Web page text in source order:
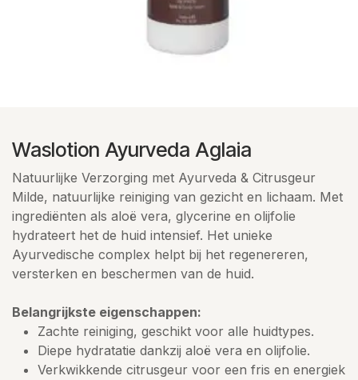
Waslotion Ayurveda Aglaia
Natuurlijke Verzorging met Ayurveda & Citrusgeur
Milde, natuurlijke reiniging van gezicht en lichaam. Met
ingrediënten als aloë vera, glycerine en olijfolie
hydrateert het de huid intensief. Het unieke
Ayurvedische complex helpt bij het regenereren,
versterken en beschermen van de huid.
Belangrijkste eigenschappen:
Zachte reiniging, geschikt voor alle huidtypes.
Diepe hydratatie dankzij aloë vera en olijfolie.
Verkwikkende citrusgeur voor een fris en energiek